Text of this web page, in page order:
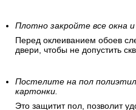
Плотно закройте все окна и
Перед оклеиванием обоев
двери, чтобы не допустить
Постелите на пол
картонки.
Это защитит пол, позволит